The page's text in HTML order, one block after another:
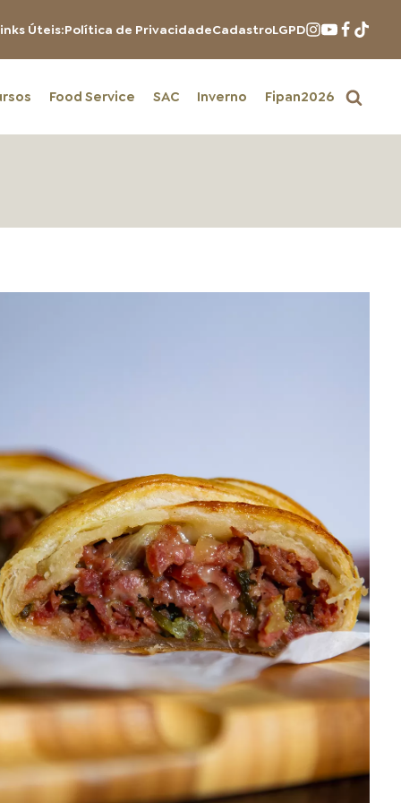
Úteis:Política de PrivacidadeCadastroLGPD
Food Service SAC Inverno Fipan2026
AGENDA DE CURSOS
ACESSO PARA PARCEIROS